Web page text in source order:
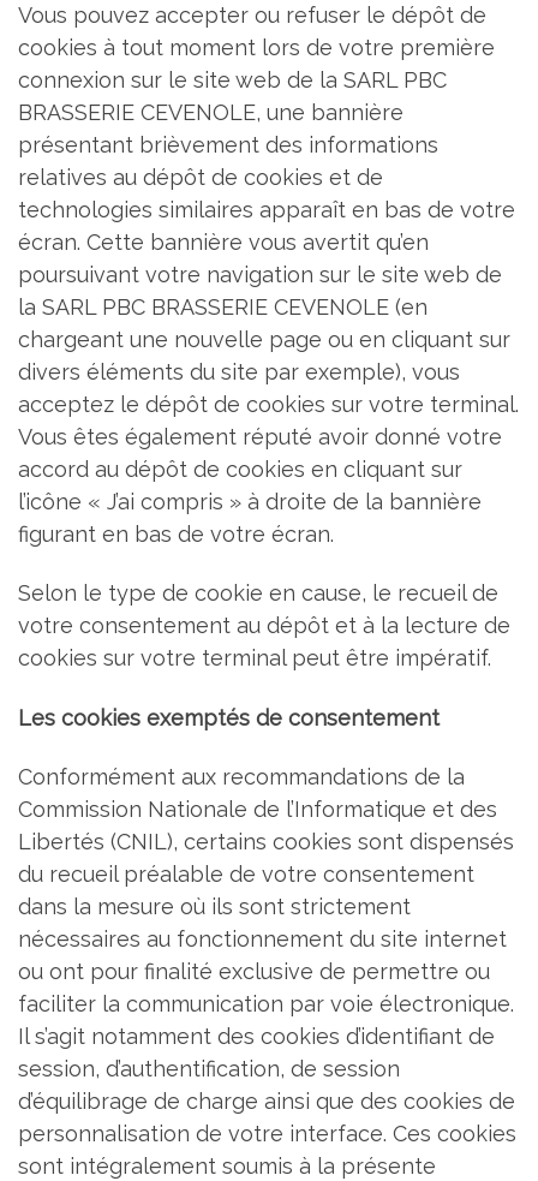
Vous pouvez accepter ou refuser le dépôt de
cookies à tout moment lors de votre première
connexion sur le site web de la SARL PBC
BRASSERIE CEVENOLE, une bannière
présentant brièvement des informations
relatives au dépôt de cookies et de
technologies similaires apparaît en bas de votre
écran. Cette bannière vous avertit qu’en
poursuivant votre navigation sur le site web de
la SARL PBC BRASSERIE CEVENOLE (en
chargeant une nouvelle page ou en cliquant sur
divers éléments du site par exemple), vous
acceptez le dépôt de cookies sur votre terminal.
Vous êtes également réputé avoir donné votre
accord au dépôt de cookies en cliquant sur
l’icône « J’ai compris » à droite de la bannière
figurant en bas de votre écran.
Selon le type de cookie en cause, le recueil de
votre consentement au dépôt et à la lecture de
cookies sur votre terminal peut être impératif.
Les cookies exemptés de consentement
Conformément aux recommandations de la
Commission Nationale de l’Informatique et des
Libertés (CNIL), certains cookies sont dispensés
du recueil préalable de votre consentement
dans la mesure où ils sont strictement
nécessaires au fonctionnement du site internet
ou ont pour finalité exclusive de permettre ou
faciliter la communication par voie électronique.
Il s’agit notamment des cookies d’identifiant de
session, d’authentification, de session
d’équilibrage de charge ainsi que des cookies de
personnalisation de votre interface. Ces cookies
sont intégralement soumis à la présente